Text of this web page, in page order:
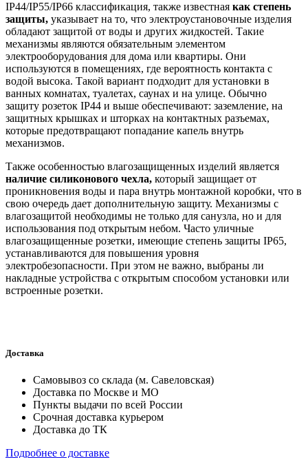
IP44/IP55/IP66 классификация, также известная как степень
защиты, указывает на то, что электроустановочные изделия
обладают защитой от воды и других жидкостей. Такие
механизмы являются обязательным элементом
электрооборудования для дома или квартиры. Они
используются в помещениях, где вероятность контакта с
водой высока. Такой вариант подходит для установки в
ванных комнатах, туалетах, саунах и на улице. Обычно
защиту розеток IP44 и выше обеспечивают: заземление, на
защитных крышках и шторках на контактных разъемах,
которые предотвращают попадание капель внутрь
механизмов.
Также особенностью влагозащищенных изделий является
наличие силиконового чехла, который защищает от
проникновения воды и пара внутрь монтажной коробки, что в
свою очередь дает дополнительную защиту. Механизмы с
влагозащитой необходимы не только для санузла, но и для
использования под открытым небом. Часто уличные
влагозащищенные розетки, имеющие степень защиты IP65,
устанавливаются для повышения уровня
электробезопасности. При этом не важно, выбраны ли
накладные устройства с открытым способом установки или
встроенные розетки.
Доставка
Самовывоз со склада (м. Савеловская)
Доставка по Москве и МО
Пункты выдачи по всей России
Срочная доставка курьером
Доставка до ТК
Подробнее о доставке